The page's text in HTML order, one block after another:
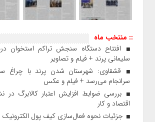
:: منتخب ماه
افتتاح دستگاه سنجش تراکم استخوان
سلیمانی پرند + فیلم و تصاویر
قشقاوی: شهرستان شدن پرند با چراغ
سرانجام می‌رسد + فیلم و عکس
بررسی ضوابط افزایش اعتبار کالابرگ
اقتصاد و کار
جزئیات نحوه فعال‌سازی کیف پول الکترونیک